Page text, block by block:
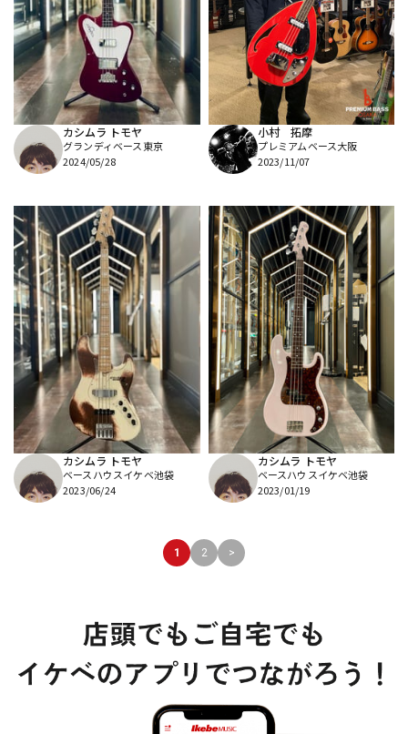
カシムラ トモヤ
グランディベース東京
2024/05/28
小村 拓摩
プレミアムベース大阪
2023/11/07
カシムラ トモヤ
ベースハウスイケベ池袋
2023/06/24
カシムラ トモヤ
ベースハウスイケベ池袋
2023/01/19
1 2 >